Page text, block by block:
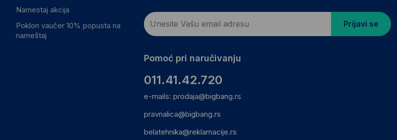
Namestaj akcija
Poklon vaučer 10% popusta na
nameštaj
Prijavi se
Pomoć pri naručivanju
011.41.42.720
e-mails: prodaja@bigbang.rs
pravnalica@bigbang.rs
belatehnika@reklamacije.rs